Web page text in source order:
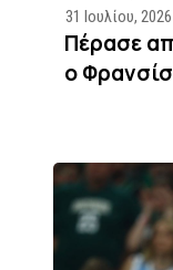
31 Ιουλίου, 2026
Πέρασε
ο